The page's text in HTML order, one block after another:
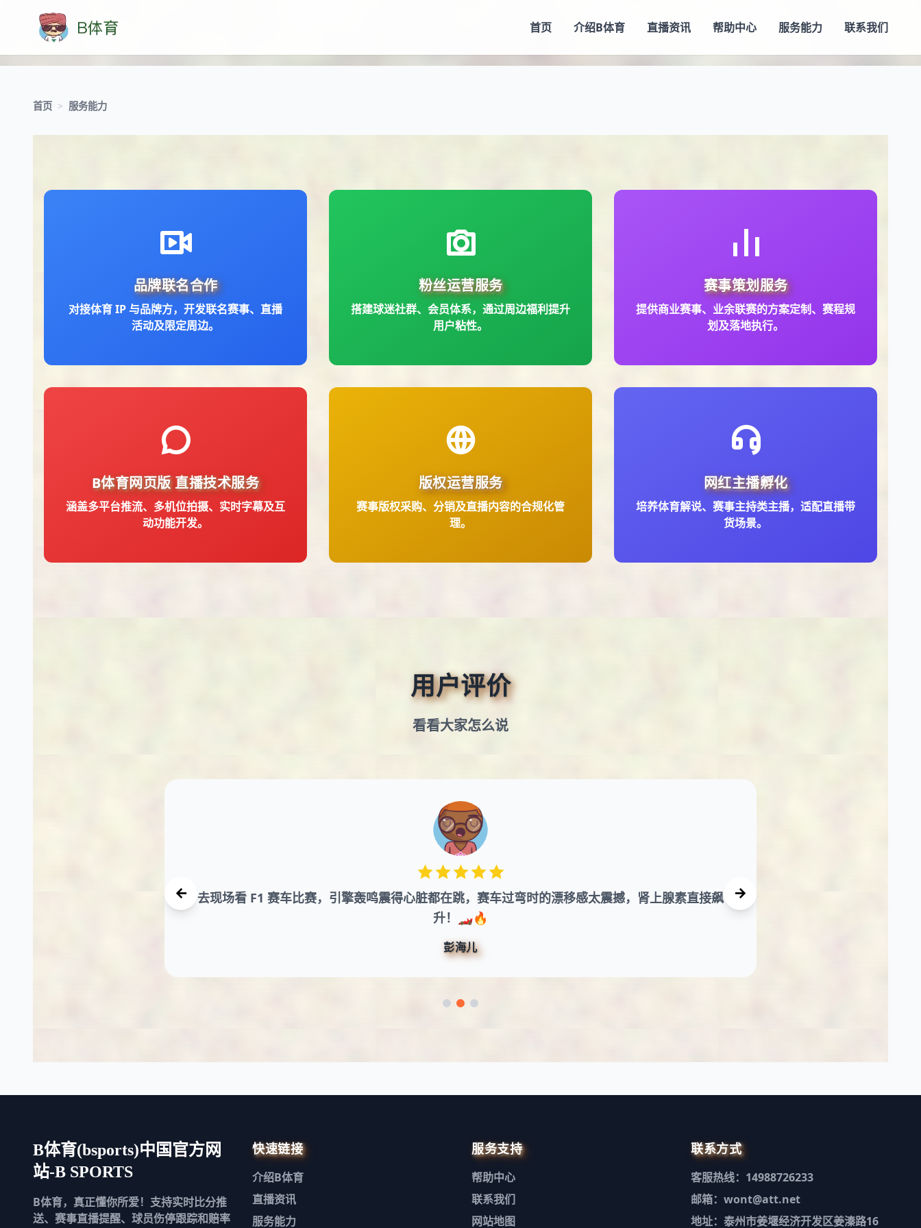
首页 介绍B体育 直播资讯 帮助中心 服务能力 联系我们
首页 > 服务能力
品牌联名合作
对接体育 IP 与品牌方，开发联名赛事、直播
活动及限定周边。
活动及限定周边。
粉丝运营服务
搭建球迷社群、会员体系，通过周边福利提升
用户粘性。
用户粘性。
赛事策划服务
提供商业赛事、业余联赛的方案定制、赛程规
划及落地执行。
划及落地执行。
B体育网页版 直播技术服务
涵盖多平台推流、多机位拍摄、实时字幕及互
动功能开发。
动功能开发。
版权运营服务
赛事版权采购、分销及直播内容的合规化管
理。
理。
网红主播孵化
培养体育解说、赛事主持类主播，适配直播带
货场景。
货场景。
用户评价
看看大家怎么说
去现场看 F1 赛车比赛，引擎轰鸣震得心脏都在跳，赛车过弯时的漂移感太震撼，肾上腺素直接飙
升！🏎️🔥
彭海儿
B体育(bsports)中国官方网
站-B SPORTS
B体育，真正懂你所爱！支持实时比分推
送、赛事直播提醒、球员伤停跟踪和赔率
快速链接
介绍B体育
直播资讯
服务能力
服务支持
帮助中心
联系我们
网站地图
联系方式
客服热线：14988726233
邮箱：wont@att.net
地址：泰州市姜堰经济开发区姜溱路16